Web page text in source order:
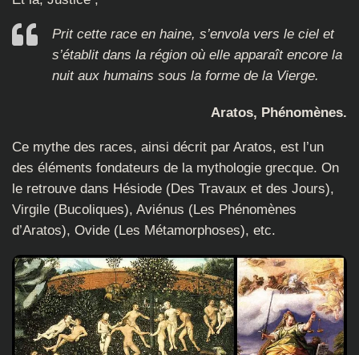
Prit cette race en haine, s’envola vers le ciel et
s’établit dans la région où elle apparaît encore la
nuit aux humains sous la forme de la Vierge.
Aratos, Phénomènes.
Ce mythe des races, ainsi décrit par Aratos, est l’un
des éléments fondateurs de la mythologie grecque. On
le retrouve dans Hésiode (Des Travaux et des Jours),
Virgile (Bucoliques), Aviénus (Les Phénomènes
d’Aratos), Ovide (Les Métamorphoses), etc.